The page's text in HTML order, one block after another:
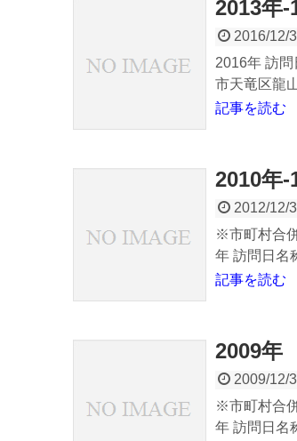
2013年-
2016/12/
2016年 訪
市天竜区龍
記事を読む
2010年-
2012/12/
※市町村合
年 訪問日名
記事を読む
2009年
2009/12/
※市町村合
年 訪問日名